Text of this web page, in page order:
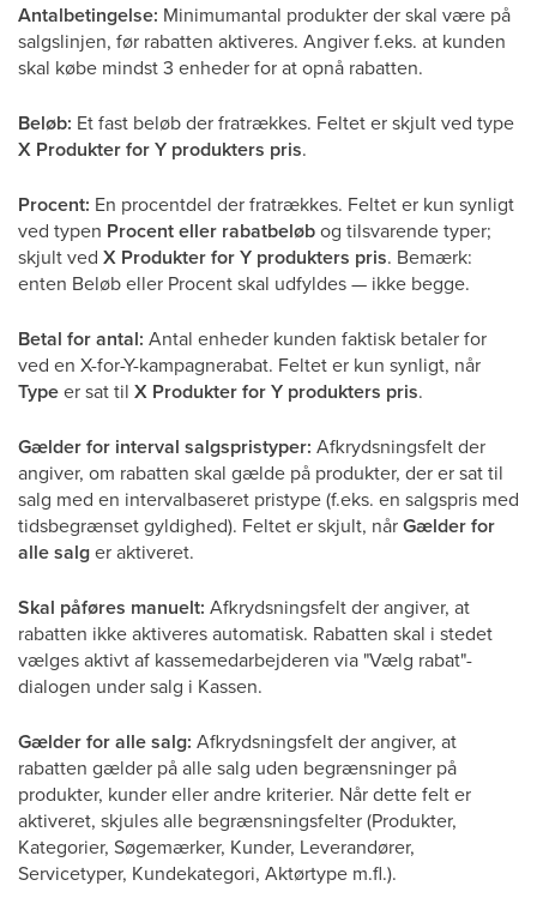
Antalbetingelse: Minimumantal produkter der skal være på
salgslinjen, før rabatten aktiveres. Angiver f.eks. at kunden
skal købe mindst 3 enheder for at opnå rabatten.
Beløb: Et fast beløb der fratrækkes. Feltet er skjult ved type
X Produkter for Y produkters pris.
Procent: En procentdel der fratrækkes. Feltet er kun synligt
ved typen Procent eller rabatbeløbog tilsvarende typer;
skjult ved X Produkter for Y produkters pris. Bemærk:
enten Beløb eller Procent skal udfyldes — ikke begge.
Betal for antal: Antal enheder kunden faktisk betaler for
ved en X-for-Y-kampagnerabat. Feltet er kun synligt, når
Typeer sat til X Produkter for Y produkters pris.
Gælder for interval salgspristyper: Afkrydsningsfelt der
angiver, om rabatten skal gælde på produkter, der er sat til
salg med en intervalbaseret pristype (f.eks. en salgspris med
tidsbegrænset gyldighed). Feltet er skjult, nårGælder for
alle salger aktiveret.
Skal påføres manuelt: Afkrydsningsfelt der angiver, at
rabatten ikke aktiveres automatisk. Rabatten skal i stedet
vælges aktivt af kassemedarbejderen via "Vælg rabat"-
dialogen under salg i Kassen.
Gælder for alle salg: Afkrydsningsfelt der angiver, at
rabatten gælder på alle salg uden begrænsninger på
produkter, kunder eller andre kriterier. Når dette felt er
aktiveret, skjules alle begrænsningsfelter (Produkter,
Kategorier, Søgemærker, Kunder, Leverandører,
Servicetyper, Kundekategori, Aktørtype m.fl.).